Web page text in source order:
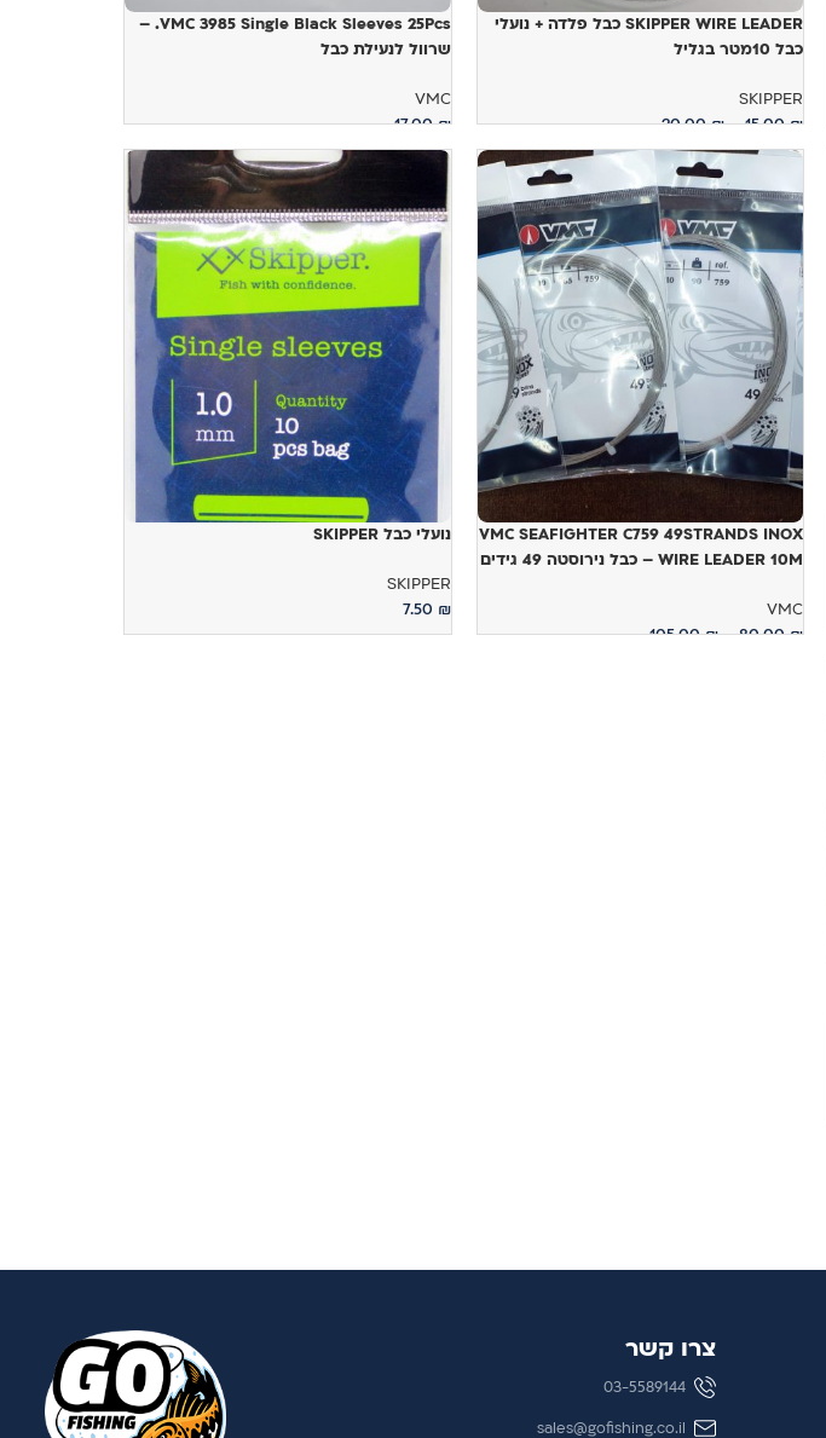
SKIPPER WIRE LEADER כבל פלדה + נועלי
כבל 10מטר בגליל
SKIPPER
15.00₪
–
20.00₪
בחר אפשרויות
VMC 3985 Single Black Sleeves 25Pcs. –
שרוול לנעילת כבל
VMC
17.00₪
בחר אפשרויות
VMC SEAFIGHTER C759 49STRANDS INOX
WIRE LEADER 10M – כבל נירוסטה 49 גידים
VMC
80.00₪
–
105.00₪
נועלי כבל SKIPPER
SKIPPER
7.50 ₪
צרו קשר
03-5589144
sales@gofishing.co.il